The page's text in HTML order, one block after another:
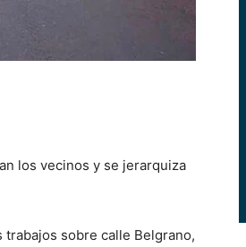
los vecinos y se jerarquiza
trabajos sobre calle Belgrano,